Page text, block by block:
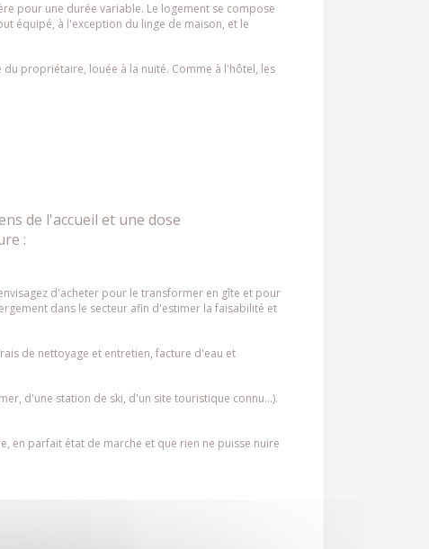
pour une durée variable. Le logement se compose
équipé, à l'exception du linge de maison, et le
propriétaire, louée à la nuité. Comme à l'hôtel, les
de l'accueil et une dose
:
d'acheter pour le transformer en gîte et pour
dans le secteur afin d'estimer la faisabilité et
de nettoyage et entretien, facture d'eau et
d'une station de ski, d'un site touristique connu...).
en parfait état de marche et que rien ne puisse nuire